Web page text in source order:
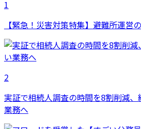
1
【緊急！災害対策特集】避難所運営
2
実証で相続人調査の時間を8割削減
業務へ